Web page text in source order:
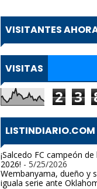
VISITANTES
VISITAS
2 3
¡Salcedo FC campeón
2026! - 5/25/2026
Wembanyama, dueño y
iguala serie ante